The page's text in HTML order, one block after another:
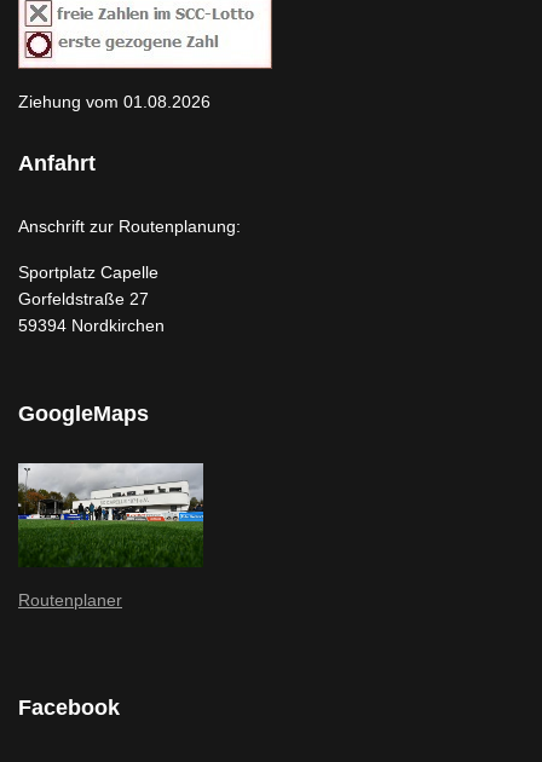
Ziehung vom 01.08.2026
Anfahrt
Anschrift zur Routenplanung:
Sportplatz Capelle
Gorfeldstraße 27
59394 Nordkirchen
GoogleMaps
Routenplaner
Facebook